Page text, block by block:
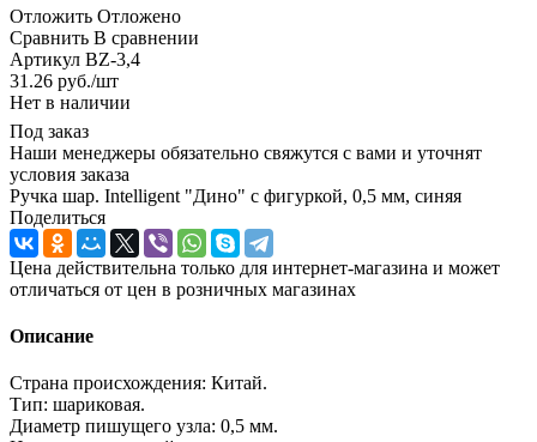
Отложить Отложено
Сравнить В сравнении
Артикул BZ-3,4
31.26 руб./шт
Нет в наличии
Под заказ
Наши менеджеры обязательно свяжутся с вами и уточнят
условия заказа
Ручка шар. Intelligent "Дино" с фигуркой, 0,5 мм, синяя
Поделиться
Цена действительна только для интернет-магазина и может
отличаться от цен в розничных магазинах
Описание
Страна происхождения: Китай.
Тип: шариковая.
Диаметр пишущего узла: 0,5 мм.